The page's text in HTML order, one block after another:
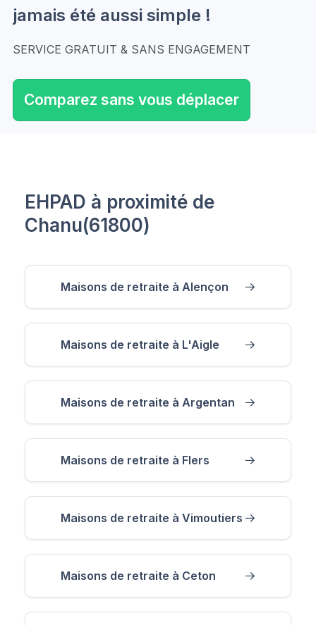
jamais été aussi simple !
SERVICE GRATUIT & SANS ENGAGEMENT
Comparez sans vous déplacer
EHPAD à proximité de
Chanu(61800)
Maisons de retraite à Alençon
Maisons de retraite à L'Aigle
Maisons de retraite à Argentan
Maisons de retraite à Flers
Maisons de retraite à Vimoutiers
Maisons de retraite à Ceton